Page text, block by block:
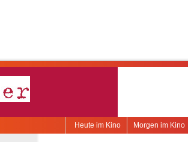
Morgen im Kino
Heute im Kino